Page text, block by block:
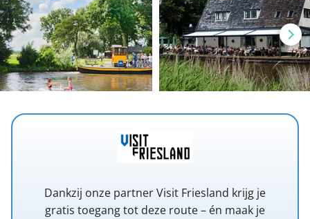
Dankzij onze partner Visit Friesland krijg je
gratis toegang tot deze route – én maak je